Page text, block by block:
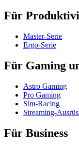
Für
Master-Serie
Ergo-Serie
Für Gaming
Astro Gaming
Pro Gaming
Sim-Racing
Streaming-
Für Business